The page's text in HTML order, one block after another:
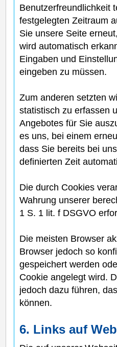
Benutzerfreundlichkeit
festgelegten Zeitraum
Sie unsere Seite
wird automatisch
Eingaben und
eingeben zu müssen.
Zum anderen setzten
statistisch zu erfassen
Angebotes für Sie
es uns, bei einem
dass Sie bereits bei
definierten Zeit
Die durch Cookies
Wahrung unserer
1 S. 1 lit. f DSGVO
Die meisten Browser
Browser jedoch so
gespeichert werden
Cookie angelegt wird.
jedoch dazu führen,
können.
6. Links auf